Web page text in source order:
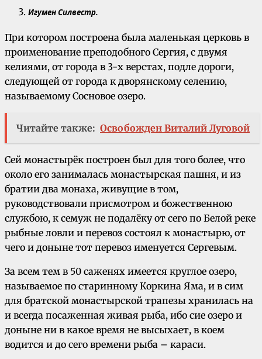
Игумен Силвестр.
При котором построена была маленькая церковь в
проименование преподобного Сергия, с двумя
келиями, от города в 3-х верстах, подле дороги,
следующей от города к дворянскому селению,
называемому Сосновое озеро.
Читайте также: Освобожден Виталий Луговой
Сей монастырёк построен был для того более, что
около его занималась монастырская пашня, и из
братии два монаха, живущие в том,
руководствовали присмотром и божественною
службою, к семуж не подалёку от сего по Белой реке
рыбные ловли и перевоз состоял к монастырю, от
чего и доныне тот перевоз именуется Сергевым.
За всем тем в 50 саженях имеется круглое озеро,
называемое по старинному Коркина Яма, и в сим
для братской монастырской трапезы хранилась на
и всегда посаженная живая рыба, ибо сие озеро и
доныне ни в какое время не высыхает, в коем
водится и до сего времени рыба – караси.